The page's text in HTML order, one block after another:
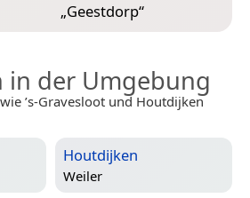
„Geestdorp“
in der Umgebung
’s-Gravesloot und Houtdijken
Houtdijken
Weiler